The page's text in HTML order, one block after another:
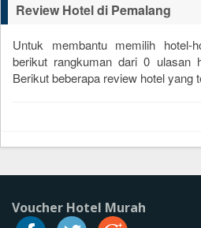
Review Hotel di Pemalang
Untuk membantu memilih hotel-
berikut rangkuman dari0 ulasan
Berikut beberapa review hotel yang
Voucher Hotel Murah